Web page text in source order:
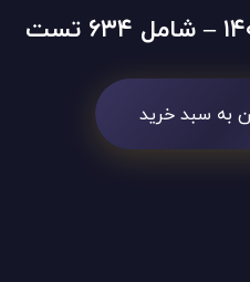
به سبد خرید